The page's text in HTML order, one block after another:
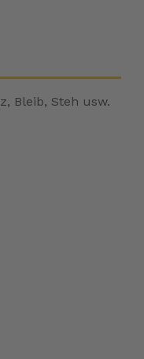
Bleib, Steh usw.